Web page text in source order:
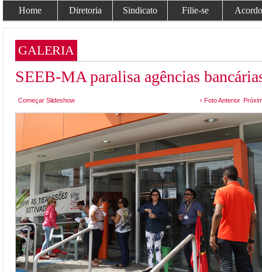
Home Diretoria Sindicato Filie-se
GALERIA
SEEB-MA paralisa agências
Começar Slideshow ‹ Foto Anterior